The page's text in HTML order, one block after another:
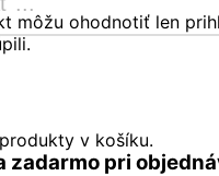
v košíku.
môžu ohodnotiť len
zadarmo pri